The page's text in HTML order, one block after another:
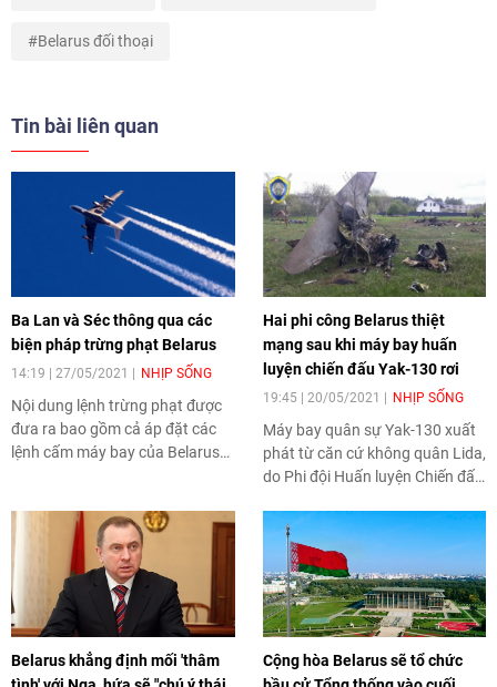
Belarus đối thoại
Tin bài liên quan
Ba Lan và Séc thông qua các
biện pháp trừng phạt Belarus
14:19 | 27/05/2021 NHỊP SỐNG
Nội dung lệnh trừng phạt được
đưa ra bao gồm cả áp đặt các
lệnh cấm máy bay của Belarus
Hai phi công Belarus thiệt
mạng sau khi máy bay huấn
luyện chiến đấu Yak-130 rơi
19:45 | 20/05/2021 NHỊP SỐNG
Máy bay quân sự Yak-130 xuất
phát từ căn cứ không quân Lida,
do Phi đội Huấn luyện Chiến đấu
thực hiện nhưng đã bị rơi sau
đó.
Belarus khẳng định mối 'thâm
Cộng hòa Belarus sẽ tổ chức